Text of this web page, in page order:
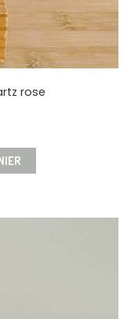
rose